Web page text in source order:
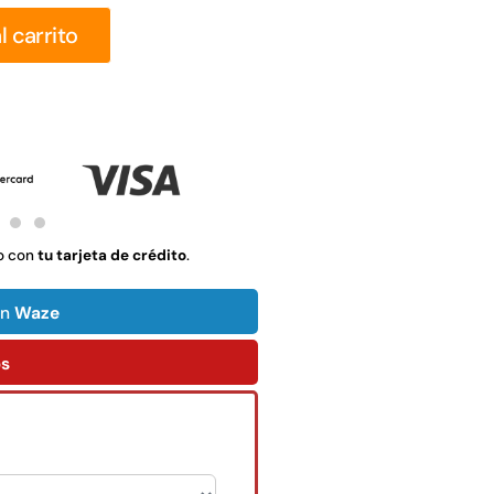
carrito
contu tarjeta de crédito.
Waze
Agregar al
22%
1/4"
hypalon sin
4.8mm neopreno con
1 tela 3.5MP